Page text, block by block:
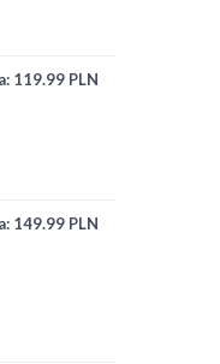
119.99 PLN
149.99 PLN